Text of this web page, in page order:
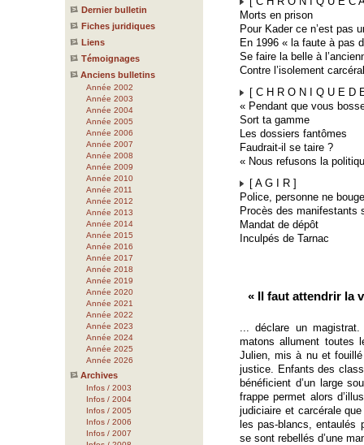
Dernier bulletin
Fiches juridiques
Liens
Témoignages
Anciens bulletins
Année 2002
Année 2003
Année 2004
Année 2005
Année 2006
Année 2007
Année 2008
Année 2009
Année 2010
Année 2011
Année 2012
Année 2013
Année 2014
Année 2015
Année 2016
Année 2017
Année 2018
Année 2019
Année 2020
Année 2021
Année 2022
Année 2023
Année 2024
Année 2025
Année 2026
Archives
Infos / 2003
Infos / 2004
Infos / 2005
Infos / 2006
Infos / 2007
Morts en prison
Pour Kader ce n’est pas
En 1996 « la faute à pas
Se faire la belle à
Contre l’isolement
[ C H R O N I Q U E D
« Pendant que vous
Sort ta gamme
Les dossiers fantômes
Faudrait-il se taire ?
« Nous refusons la
[ A G I R ]
Police, personne ne
Procès des manifestants
Mandat de dépôt
Inculpés de Tarnac
« Il faut attendrir la
... déclare un
matons allument toutes
Julien, mis à nu et
justice. Enfants des
bénéficient d’un large
frappe permet alors
judiciaire et carcérale
les pas-blancs, entaulés
se sont rebellés d’une